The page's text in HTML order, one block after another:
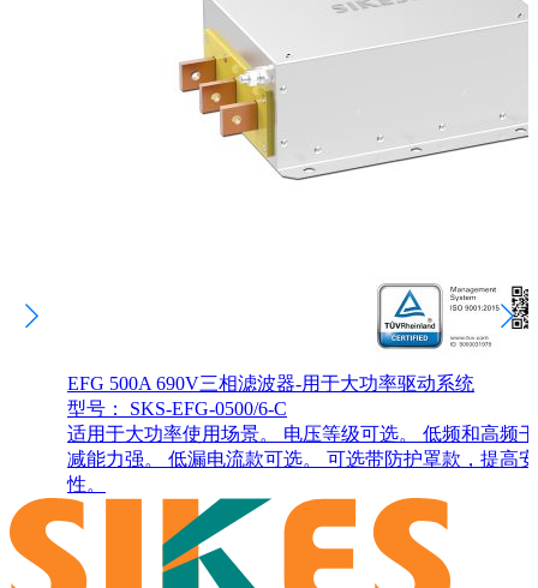
EFG 500A 690V三相滤波器-用于大功率驱动系统
型号： SKS-EFG-0500/6-C
适用于大功率使用场景。 电压等级可选。 低频和高频
减能力强。 低漏电流款可选。 可选带防护罩款，提高
性。